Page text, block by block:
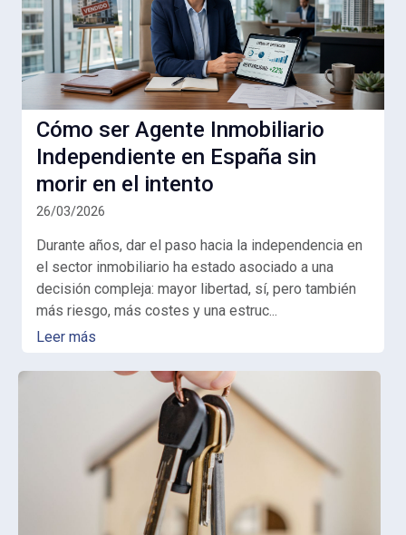
Cómo ser Agente Inmobiliario
Independiente en España sin
morir en el intento
26/03/2026
Durante años, dar el paso hacia la independencia en
el sector inmobiliario ha estado asociado a una
decisión compleja: mayor libertad, sí, pero también
más riesgo, más costes y una estruc...
Leer más